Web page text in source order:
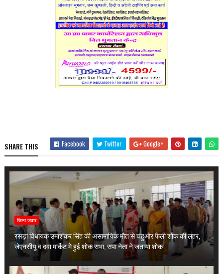
SHARE THIS Facebook Twitter Google+
जिला जवार
रसड़ा विधायक उमाशंकर सिंह की असामायिक मौत से चहुओर फैली शोक की लहर,
जेएनसीयू व दवा मार्केट मे हुई शोक सभा, सपा नेता ने जताया शोक